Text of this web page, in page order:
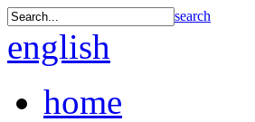
search
english
home